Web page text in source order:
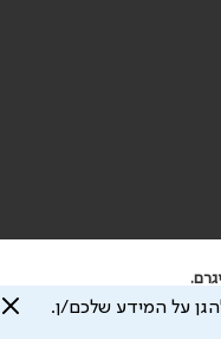
על המידע שלכם/ן.